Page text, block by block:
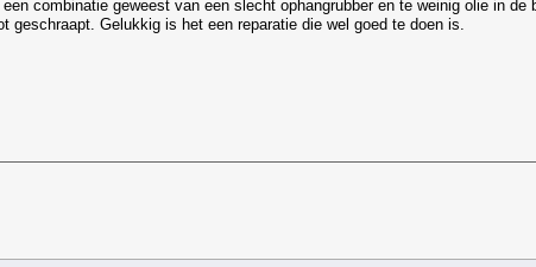
combinatie geweest van een slecht ophangrubber en te weinig olie in
geschraapt. Gelukkig is het een reparatie die wel goed te doen is.